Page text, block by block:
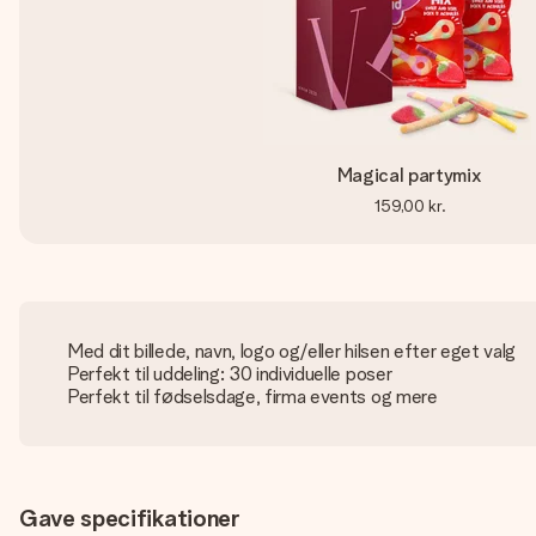
Magical partymix
159,00 kr.
Med dit billede, navn, logo og/eller hilsen efter eget valg
Perfekt til uddeling: 30 individuelle poser
Perfekt til fødselsdage, firma events og mere
Gave specifikationer